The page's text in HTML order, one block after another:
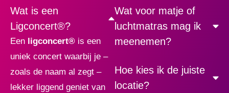
Wat is een
Ligconcert®?
Een ligconcert® is een
uniek concert waarbij je –
zoals de naam al zegt –
lekker liggend geniet van
Wat voor matje of
luchtmatras mag ik
meenemen?
Hoe kies ik de juiste
locatie?